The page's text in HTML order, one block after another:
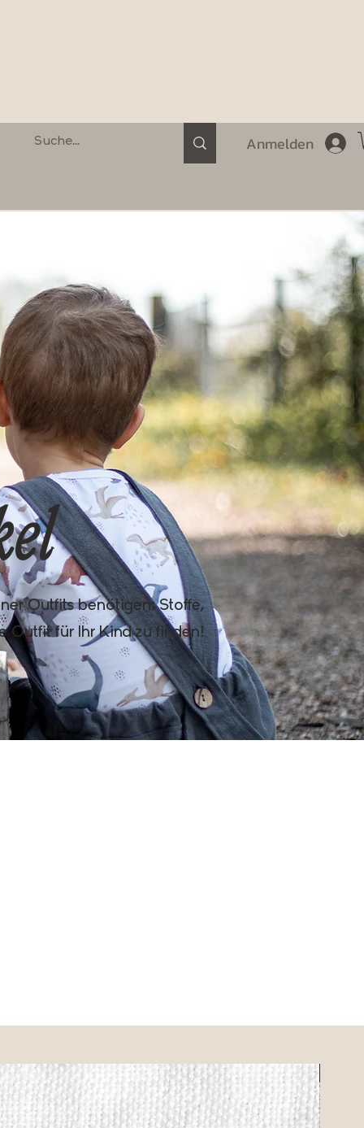
Anmelden
Outfits benötigen: Stoffe,
Outfit für Ihr Kind zu finden!